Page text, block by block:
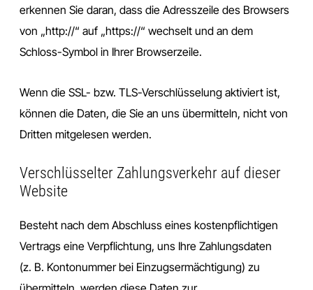
erkennen Sie daran, dass die Adresszeile des Browsers
von „http://“ auf „https://“ wechselt und an dem
Schloss-Symbol in Ihrer Browserzeile.
Wenn die SSL- bzw. TLS-Verschlüsselung aktiviert ist,
können die Daten, die Sie an uns übermitteln, nicht von
Dritten mitgelesen werden.
Verschlüsselter Zahlungsverkehr auf dieser
Website
Besteht nach dem Abschluss eines kostenpflichtigen
Vertrags eine Verpflichtung, uns Ihre Zahlungsdaten
(z. B. Kontonummer bei Einzugsermächtigung) zu